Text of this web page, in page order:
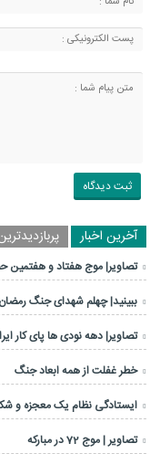
آخرین اخبار
تصاویر| موج هفتاد و هفتمین
ببینید| چهلم شهدای جنگ رمضان
تصاویر| دهه نودی ها پای کار
خطر غفلت از همه ابعاد جنگ
ایستادگی نظام یک معجزه و
تصاویر | موج 72 در مبارکه